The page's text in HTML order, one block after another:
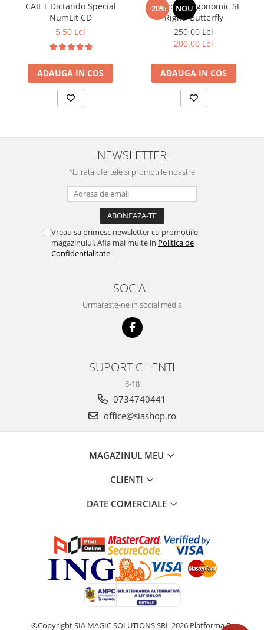
CAIET Dictando Special
NumLit CD
5,50 Lei
ADAUGA IN COS
-20% NOU
Ghiozdan ergonomic St
Right, Butterfly
250,00 Lei
200,00 Lei
ADAUGA IN COS
NEWSLETTER
Nu rata ofertele si promotiile noastre
Vreau sa primesc newsletter cu promotiile
magazinului. Afla mai multe in Politica de
Confidentialitate
SOCIAL
Urmareste-ne in social media
SUPORT CLIENTI
8-18
0734740441
office@siashop.ro
MAGAZINUL MEU
CLIENTI
DATE COMERCIALE
©Copyright SIA MAGIC SOLUTIONS SRL 2026 Platforma E-